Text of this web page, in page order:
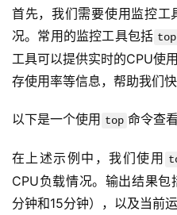
首先，我们需要使用监控工
况。常用的监控工具包括 top
工具可以提供实时的CPU使
存使用率等信息，帮助我们
以下是一个使用 top 命令查
在上述示例中，我们使用
CPU负载情况。输出结果
分钟和15分钟），以及当前